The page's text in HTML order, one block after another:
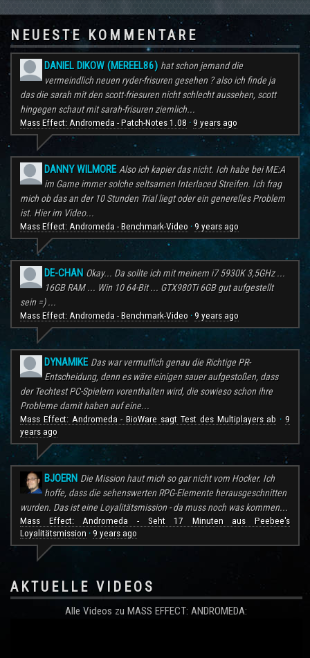
NEUESTE KOMMENTARE
DANIEL DIKOW (MEREEL86) hat schon jemand die
vermeindlich neuen ryder-frisuren gesehen ? also ich finde ja
das die sarah mit den scott-friesuren nicht schlecht aussehen, scott
hingegen schaut mit sarah-frisuren ziemlich...
Mass Effect: Andromeda - Patch-Notes 1.08 · 9 years ago
DANNY WILMORE Also ich kapier das nicht. Ich habe bei ME:A
im Game immer solche seltsamen Interlaced Streifen. Ich frag
mich ob das an der 10 Stunden Trial liegt oder ein generelles Problem
ist. Hier im Video...
Mass Effect: Andromeda - Benchmark-Video · 9 years ago
DE-CHAN Okay... Da sollte ich mit meinem i7 5930K 3,5GHz ...
16GB RAM ... Win 10 64-Bit ... GTX980Ti 6GB gut aufgestellt
sein =) ...
Mass Effect: Andromeda - Benchmark-Video · 9 years ago
DYNAMIKE Das war vermutlich genau die Richtige PR-
Entscheidung, denn es wäre einigen sauer aufgestoßen, dass
der Techtest PC-Spielern vorenthalten wird, die sowieso schon ihre
Probleme damit haben auf eine...
Mass Effect: Andromeda - BioWare sagt Test des Multiplayers ab ·9
years ago
BJOERN Die Mission haut mich so gar nicht vom Hocker. Ich
hoffe, dass die sehenswerten RPG-Elemente herausgeschnitten
wurden. Das ist eine Loyalitätsmission - da muss noch was kommen...
Mass Effect: Andromeda - Seht 17 Minuten aus Peebee's
Loyalitätsmission · 9 years ago
AKTUELLE VIDEOS
Alle Videos zu MASS EFFECT: ANDROMEDA: